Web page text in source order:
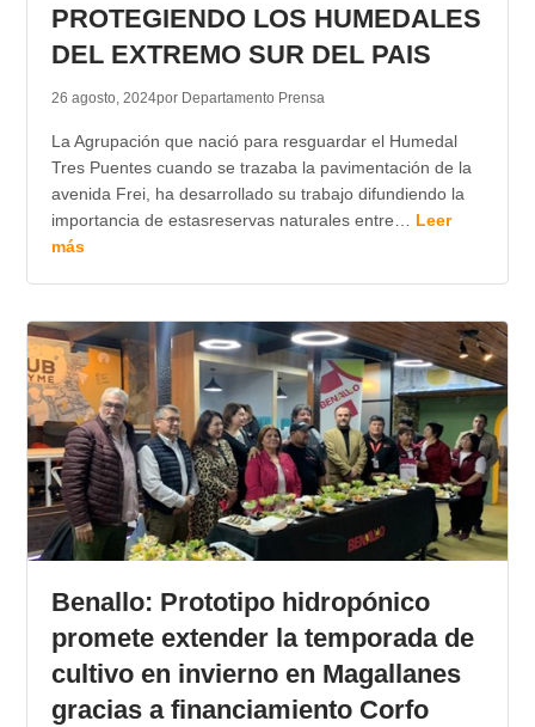
PROTEGIENDO LOS HUMEDALES
DEL EXTREMO SUR DEL PAIS
26 agosto, 2024por Departamento Prensa
La Agrupación que nació para resguardar el Humedal
Tres Puentes cuando se trazaba la pavimentación de la
avenida Frei, ha desarrollado su trabajo difundiendo la
importancia de estasreservas naturales entre… Leer
más
Benallo: Prototipo hidropónico
promete extender la temporada de
cultivo en invierno en Magallanes
gracias a financiamiento Corfo